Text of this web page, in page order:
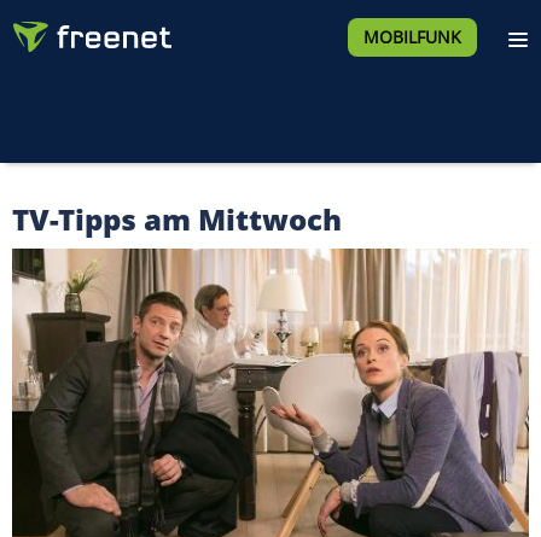
MOBILFUNK
TV-Tipps am Mittwoch